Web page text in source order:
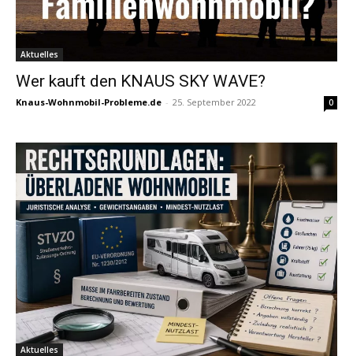
Aktuelles
Wer kauft den KNAUS SKY WAVE?
Knaus-Wohnmobil-Probleme.de - 25. September 2022 0
Aktuelles